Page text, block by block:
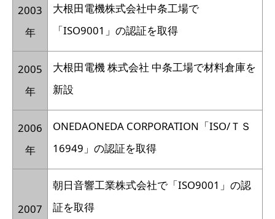
2003
年
大根田電機株式会社中条工場で
「ISO9001」の認証を取得
2005
年
大根田電機 株式会社 中条工場で材料倉庫を
新設
2006
年
ONEDAONEDA CORPORATION「ISO/ＴＳ
16949」の認証を取得
2007
朝日音響工業株式会社で「ISO9001」の認
証を取得